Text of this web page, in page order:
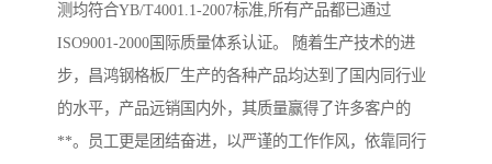
测均符合YB/T4001.1-2007标准,所有产品都已通过
ISO9001-2000国际质量体系认证。 随着生产技术的进
步，昌鸿钢格板厂生产的各种产品均达到了国内同行业
的水平，产品远销国内外，其质量赢得了许多客户的
**。员工更是团结奋进，以严谨的工作作风，依靠同行